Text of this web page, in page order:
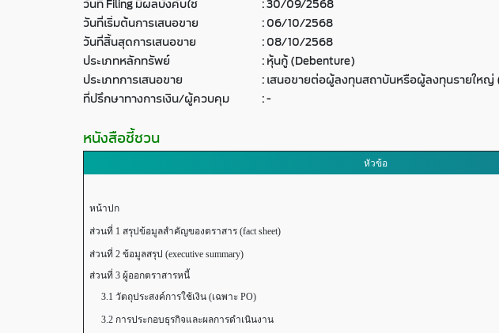
วันที่ Filing มีผลบังคับใช้
:30/09/2568
วันที่เริ่มต้นการเสนอขาย
:06/10/2568
วันที่สิ้นสุดการเสนอขาย
:08/10/2568
ประเภทหลักทรัพย์
:หุ้นกู้ (Debenture)
ประเภทการเสนอขาย
:เสนอขายต่อผู้ลงทุนสถาบันหรือผู้ลงทุนรายใหญ่
ที่ปรึกษาทางการเงิน/ผู้ควบคุม
:-
หนังสือชี้ชวน
หัวข้อ
หน้าปก
ส่วนที่ 1 สรุปข้อมูลสำคัญของตราสาร (fact sheet)
ส่วนที่ 2 ข้อมูลสรุป (executive summary)
ส่วนที่ 3 ผู้ออกตราสารหนี้
3.1 วัตถุประสงค์การใช้เงิน (เฉพาะ PO)
3.2 การประกอบธุรกิจและผลการดำเนินงาน